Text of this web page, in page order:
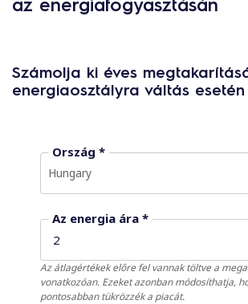
Számolja ki éves
energiaosztályra váltás esetén
Ország *
Hungary
Az energia ára *
Az átlagértékek előre fel vannak töltve a
vonatkozóan. Ezeket azonban módosíthatja,
pontosabban tükrözzék a piacát.